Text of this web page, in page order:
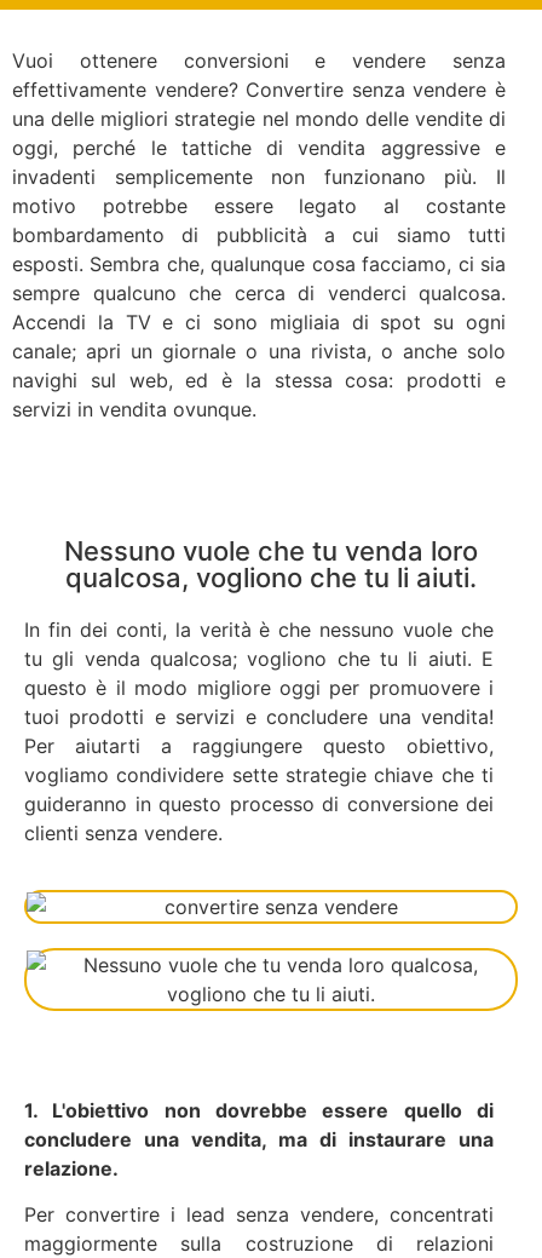
Vuoi ottenere conversioni e vendere senza
effettivamente vendere? Convertire senza vendere è
una delle migliori strategie nel mondo delle vendite di
oggi, perché le tattiche di vendita aggressive e
invadenti semplicemente non funzionano più. Il
motivo potrebbe essere legato al costante
bombardamento di pubblicità a cui siamo tutti
esposti. Sembra che, qualunque cosa facciamo, ci sia
sempre qualcuno che cerca di venderci qualcosa.
Accendi la TV e ci sono migliaia di spot su ogni
canale; apri un giornale o una rivista, o anche solo
navighi sul web, ed è la stessa cosa: prodotti e
servizi in vendita ovunque.
Nessuno vuole che tu venda loro
qualcosa, vogliono che tu li aiuti.
In fin dei conti, la verità è che nessuno vuole che
tu gli venda qualcosa; vogliono che tu li aiuti. E
questo è il modo migliore oggi per promuovere i
tuoi prodotti e servizi e concludere una vendita!
Per aiutarti a raggiungere questo obiettivo,
vogliamo condividere sette strategie chiave che ti
guideranno in questo processo di conversione dei
clienti senza vendere.
1. L'obiettivo non dovrebbe essere quello di
concludere una vendita, ma di instaurare una
relazione.
Per convertire i lead senza vendere, concentrati
maggiormente sulla costruzione di relazioni